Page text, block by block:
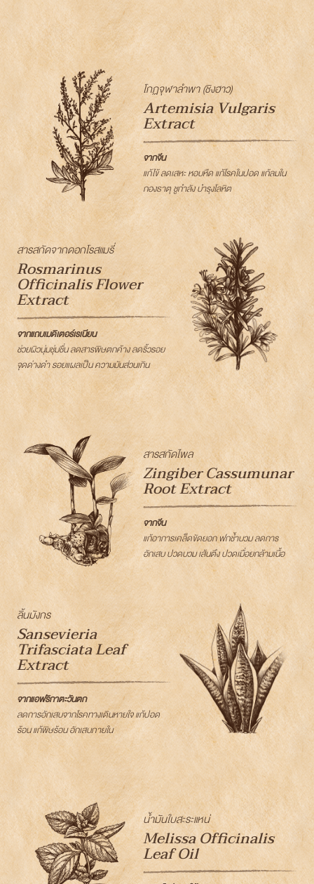
โกฏจุฬาลำพา (ชิงฮาว)
Artemisia Vulgaris
Extract
จากจีน
แก้ไข้ ลดเสหะ หอบหืด แก้โรคในปอด แก้ลมใน
กองธาตุ ชูกำลัง บำรุงโลหิต
สารสกัดจากดอกโรสแมรี่
Rosmarinus
Officinalis Flower
Extract
จากแถบเมดิเตอร์เรเนียน
ช่วยผิวนุ่มชุ่มชื่น ลดสารพิษตกค้าง ลดริ้วรอย
จุดด่างดำ รอยแผลเป็น ความมันส่วนเกิน
สารสกัดไพล
Zingiber Cassumunar
Root Extract
จากจีน
แก้อาการเคล็ดขัดยอก ฟกช้ำบวม ลดการ
อักเสบ ปวดบวม เส้นตึง ปวดเมื่อยกล้ามเนื้อ
ลิ้นมังกร
Sansevieria
Trifasciata Leaf
Extract
จากแอฟริกาตะวันตก
ลดการอักเสบจากโรคทางเดินหายใจ แก้ปอด
ร้อน แก้พิษร้อน อักเสบภายใน
น้ำมันใบสะระแหน่
Melissa Officinalis
Leaf Oil